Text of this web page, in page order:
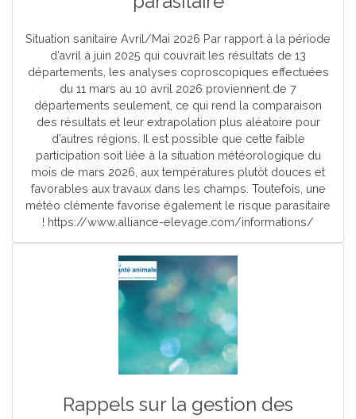
Situation sanitaire Avril/Mai 2026 Par rapport à la période
d’avril à juin 2025 qui couvrait les résultats de 13
départements, les analyses coproscopiques effectuées
du 11 mars au 10 avril 2026 proviennent de 7
départements seulement, ce qui rend la comparaison
des résultats et leur extrapolation plus aléatoire pour
d’autres régions. Il est possible que cette faible
participation soit liée à la situation météorologique du
mois de mars 2026, aux températures plutôt douces et
favorables aux travaux dans les champs. Toutefois, une
météo clémente favorise également le risque parasitaire
! https://www.alliance-elevage.com/informations/
Rappels sur la gestion des